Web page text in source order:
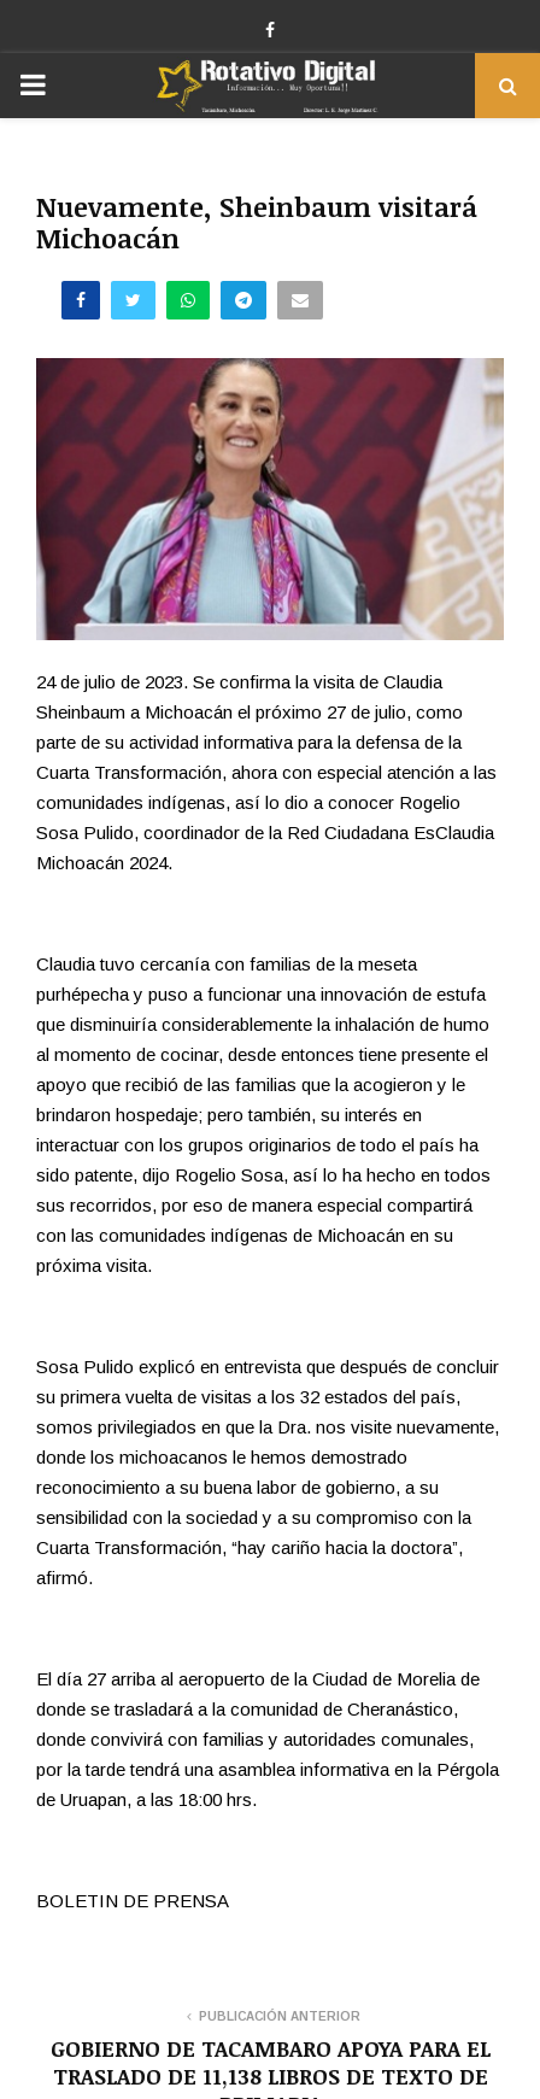
Facebook
PRIMARY
Nuevamente, Sheinbaum visitará
Michoacán
24 de julio de 2023. Se confirma la visita de Claudia
Sheinbaum a Michoacán el próximo 27 de julio, como
parte de su actividad informativa para la defensa de la
Cuarta Transformación, ahora con especial atención a las
comunidades indígenas, así lo dio a conocer Rogelio
Sosa Pulido, coordinador de la Red Ciudadana EsClaudia
Michoacán 2024.
Claudia tuvo cercanía con familias de la meseta
purhépecha y puso a funcionar una innovación de estufa
que disminuiría considerablemente la inhalación de humo
al momento de cocinar, desde entonces tiene presente el
apoyo que recibió de las familias que la acogieron y le
brindaron hospedaje; pero también, su interés en
interactuar con los grupos originarios de todo el país ha
sido patente, dijo Rogelio Sosa, así lo ha hecho en todos
sus recorridos, por eso de manera especial compartirá
con las comunidades indígenas de Michoacán en su
próxima visita.
Sosa Pulido explicó en entrevista que después de concluir
su primera vuelta de visitas a los 32 estados del país,
somos privilegiados en que la Dra. nos visite nuevamente,
donde los michoacanos le hemos demostrado
reconocimiento a su buena labor de gobierno, a su
sensibilidad con la sociedad y a su compromiso con la
Cuarta Transformación, “hay cariño hacia la doctora”,
afirmó.
El día 27 arriba al aeropuerto de la Ciudad de Morelia de
donde se trasladará a la comunidad de Cheranástico,
donde convivirá con familias y autoridades comunales,
por la tarde tendrá una asamblea informativa en la Pérgola
de Uruapan, a las 18:00 hrs.
BOLETIN DE PRENSA
PUBLICACIÓN ANTERIOR
GOBIERNO DE TACAMBARO APOYA PARA EL
TRASLADO DE 11,138 LIBROS DE TEXTO DE